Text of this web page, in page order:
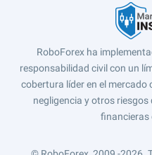
RoboForex ha
responsabilidad civil con un
cobertura líder en el mercado
negligencia y otros
financieras